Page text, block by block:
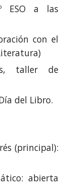
ESO a las
con el
taller de
del Libro.
(principal):
abierta